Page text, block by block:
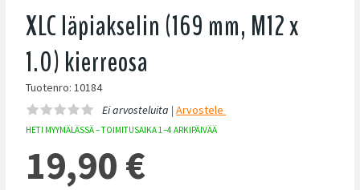
XLC läpiakselin (169 mm, M12 x
1.0) kierreosa
Tuotenro: 10184
Ei arvosteluita |Arvostele
HETI MYYMÄLÄSSÄ – TOIMITUSAIKA 1–4 ARKIPÄIVÄÄ
19,90 €